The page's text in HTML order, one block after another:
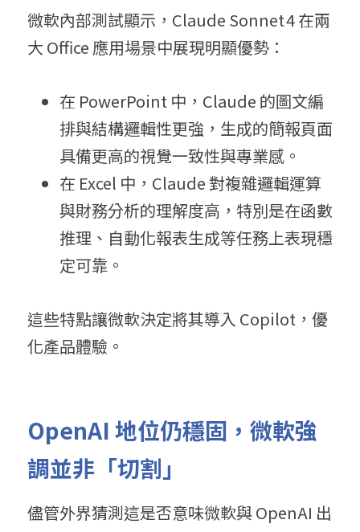
微軟內部測試顯示，Claude Sonnet 4 在兩
大 Office 應用場景中展現明顯優勢：
在 PowerPoint 中，Claude 的圖文編
排與結構邏輯性更強，生成的簡報頁面
具備更高的視覺一致性與專業感。
在 Excel 中，Claude 對複雜邏輯運算
與財務分析的理解度高，特別是在函數
推理、自動化報表生成等任務上表現穩
定可靠。
這些特點讓微軟決定將其導入 Copilot，優
化產品體驗。
OpenAI 地位仍穩固，微軟強
調並非「切割」
儘管外界猜測這是否意味微軟與 OpenAI 出